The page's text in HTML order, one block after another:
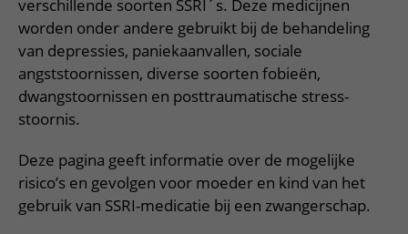
Verpleegafdelingen
Centra
Zorgverleners
Ik ben zwanger of net bevallen
Onze poliklinieken
Onze verpleegafdelingen
Onze faciliteiten
Samen met kinderen en ouders
Ervaringen van patiënten
De organisatie
Werken in het WKZ
Onze Foundation
Parkeren
Virtuele plattegrond
Research
Werken bij het WKZ
Steun het WKZ
verschillende soorten SSRI´s. Deze medicijnen
worden onder andere gebruikt bij de behandeling
van depressies, paniekaanvallen, sociale
angststoornissen, diverse soorten fobieën,
dwangstoornissen en posttraumatische stress-
stoornis.
Deze pagina geeft informatie over de mogelijke
risico’s en gevolgen voor moeder en kind van het
gebruik van SSRI-medicatie bij een zwangerschap.